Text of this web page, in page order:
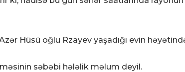
Hüsü oğlu Rzayev yaşadığı evin
səbəbi hələlik məlum deyil.